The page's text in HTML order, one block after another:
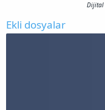
Dijital
Ekli dosyalar